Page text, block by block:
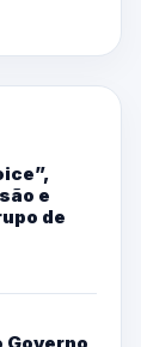
e
de